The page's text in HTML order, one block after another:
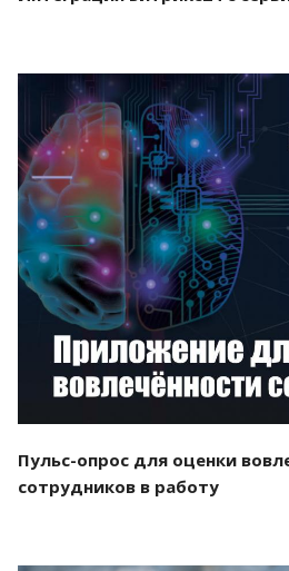
Смотреть
Пульс-опрос для оценки
сотрудников в работу